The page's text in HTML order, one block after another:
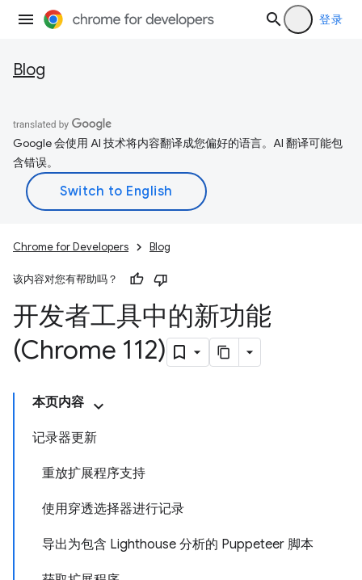
登录
Blog
Google 会使用 AI 技术将内容翻译成您偏好的语言。AI 翻译可能包
含错误。
Chrome for Developers Blog
该内容对您有帮助吗？
开发者工具中的新功能
(Chrome 112)
本页内容
记录器更新
重放扩展程序支持
使用穿透选择器进行记录
导出为包含 Lighthouse 分析的 Puppeteer 脚本